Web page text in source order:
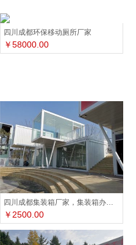
四川成都环保移动厕所厂家
￥58000.00
￥2500.00